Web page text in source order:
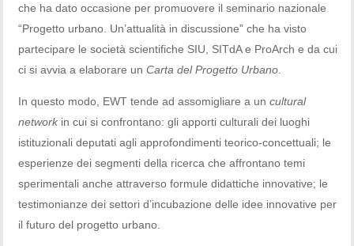
che ha dato occasione per promuovere il seminario nazionale
“Progetto urbano. Un’attualità in discussione” che ha visto
partecipare le società scientifiche SIU, SITdA e ProArch e da cui
ci si avvia a elaborare unCarta del Progetto Urbano
In questo modo, EWT tende ad assomigliare a uncultural
network in cui si confrontano: gli apporti culturali dei luoghi
istituzionali deputati agli approfondimenti teorico-concettuali; le
esperienze dei segmenti della ricerca che affrontano temi
sperimentali anche attraverso formule didattiche innovative; le
testimonianze dei settori d’incubazione delle idee innovative per
il futuro del progetto urbano.